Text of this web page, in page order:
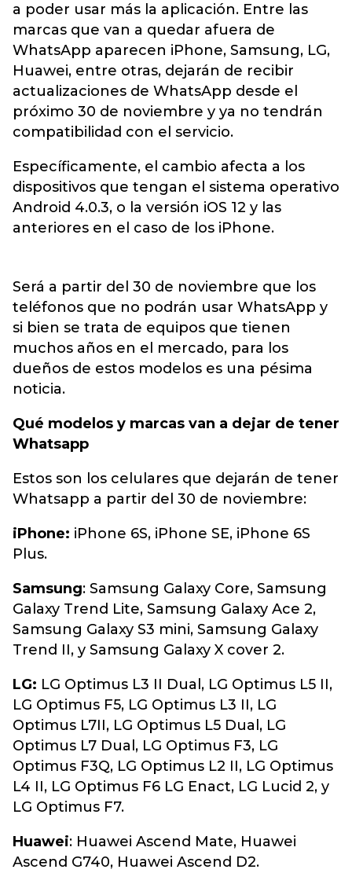
a poder usar más la aplicación. Entre las
marcas que van a quedar afuera de
WhatsApp aparecen iPhone, Samsung, LG,
Huawei, entre otras, dejarán de recibir
actualizaciones de WhatsApp desde el
próximo 30 de noviembre y ya no tendrán
compatibilidad con el servicio.
Específicamente, el cambio afecta a los
dispositivos que tengan el sistema operativo
Android 4.0.3, o la versión iOS 12 y las
anteriores en el caso de los iPhone.
Será a partir del 30 de noviembre que los
teléfonos que no podrán usar WhatsApp y
si bien se trata de equipos que tienen
muchos años en el mercado, para los
dueños de estos modelos es una pésima
noticia.
Qué modelos y marcas van a dejar de tener
Whatsapp
Estos son los celulares que dejarán de tener
Whatsapp a partir del 30 de noviembre:
iPhone: iPhone 6S, iPhone SE, iPhone 6S
Plus.
Samsung: Samsung Galaxy Core, Samsung
Galaxy Trend Lite, Samsung Galaxy Ace 2,
Samsung Galaxy S3 mini, Samsung Galaxy
Trend II, y Samsung Galaxy X cover 2.
LG: LG Optimus L3 II Dual, LG Optimus L5 II,
LG Optimus F5, LG Optimus L3 II, LG
Optimus L7II, LG Optimus L5 Dual, LG
Optimus L7 Dual, LG Optimus F3, LG
Optimus F3Q, LG Optimus L2 II, LG Optimus
L4 II, LG Optimus F6 LG Enact, LG Lucid 2, y
LG Optimus F7.
Huawei: Huawei Ascend Mate, Huawei
Ascend G740, Huawei Ascend D2.